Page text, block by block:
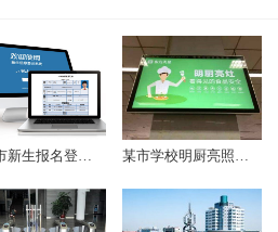
启东市新生报名登记系统（2018年起） 某市学校明厨亮照项目（2017年起）